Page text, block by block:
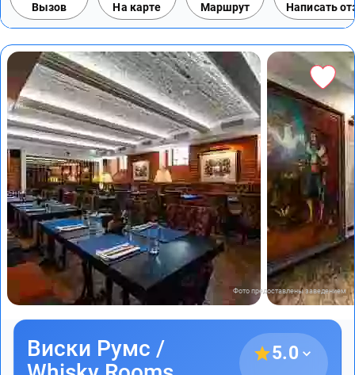
Вызов На карте Маршрут Написать
Фото предоставлены заведением
Виски Румс /
5.0